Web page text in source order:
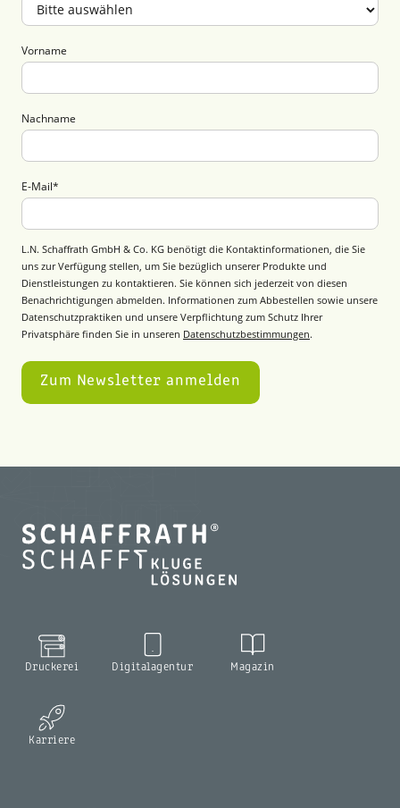
Vorname
Nachname
E-Mail*
L.N. Schaffrath GmbH & Co. KG benötigt die Kontaktinformationen, die Sie
uns zur Verfügung stellen, um Sie bezüglich unserer Produkte und
Dienstleistungen zu kontaktieren. Sie können sich jederzeit von diesen
Benachrichtigungen abmelden. Informationen zum Abbestellen sowie unsere
Datenschutzpraktiken und unsere Verpflichtung zum Schutz Ihrer
Privatsphäre finden Sie in unseren Datenschutzbestimmungen.
Druckerei Digitalagentur Magazin
Karriere